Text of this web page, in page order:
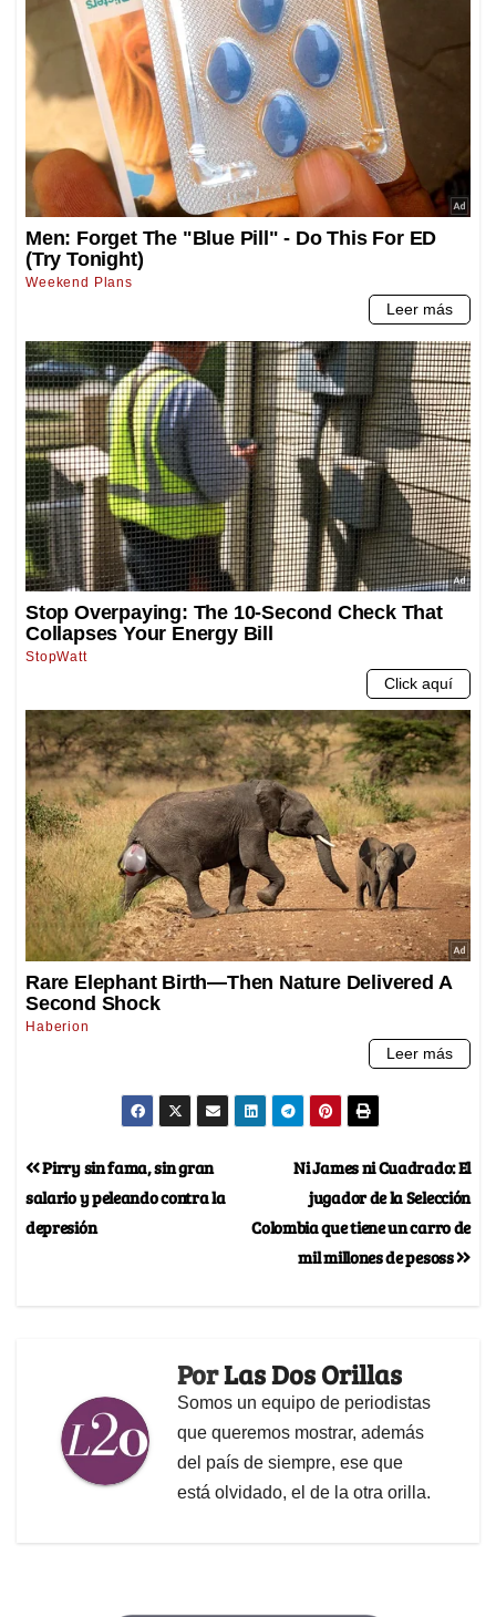
Ni James ni Cuadrado: El
jugador de la Selección
Colombia que tiene un carro de
mil millones de pesoss
Pirry sin fama, sin gran
salario y peleando contra la
depresión
PorLas Dos Orillas
Somos un equipo de periodistas
que queremos mostrar, además
del país de siempre, ese que
está olvidado, el de la otra orilla.